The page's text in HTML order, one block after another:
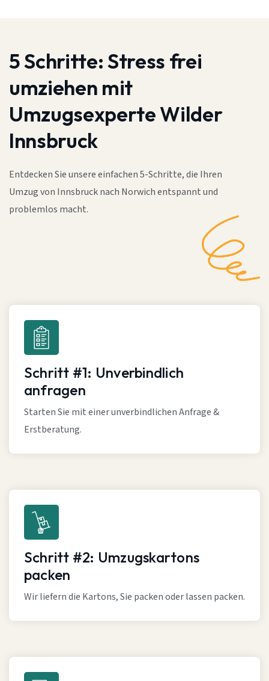
5 Schritte:Stress frei
umziehen mit
Umzugsexperte Wilder
Innsbruck
Entdecken Sie unsere einfachen 5-Schritte, die Ihren
Umzug von Innsbruck nach Norwich entspannt und
problemlos macht.
Schritt #1: Unverbindlich
anfragen
Starten Sie mit einer unverbindlichen Anfrage &
Erstberatung.
Schritt #2: Umzugskartons
packen
Wir liefern die Kartons, Sie packen oder lassen packen.